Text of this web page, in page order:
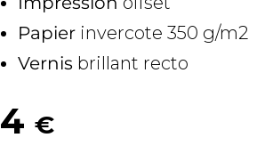
Papier invercote 350 g/m2
Vernis brillant recto
4€